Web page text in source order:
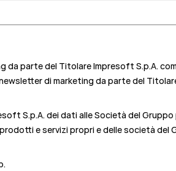
parte del Titolare Impresoft S.p.A.
di marketing da parte del
S.p.A. dei dati alle Società del
e servizi propri e delle società del